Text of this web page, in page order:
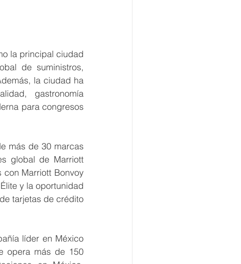
la principal ciudad
de suministros,
la ciudad ha
gastronomía
para congresos
más de 30 marcas
global de Marriott
con Marriott Bonvoy
y la oportunidad
tarjetas de crédito
líder en México
opera más de 150